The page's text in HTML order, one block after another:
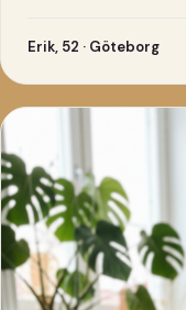
Erik, 52 · Göteborg